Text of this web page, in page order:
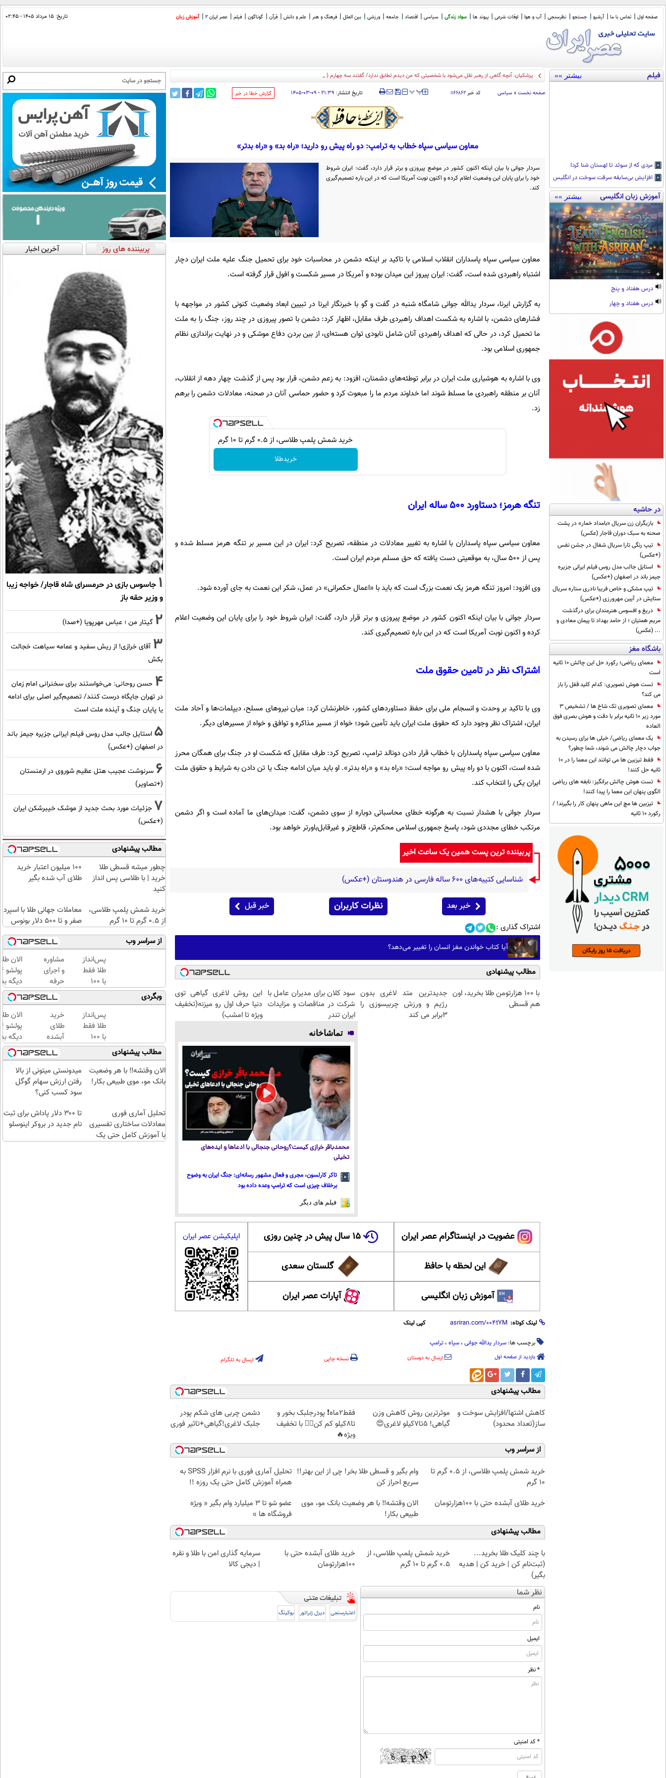
صفحه اول تماس با ما آرشیو جستجو نظرسنجی آب و هوا اوقات شرعی پیوند ها سواد زندگی سیاسی اقتصاد جامعه ورزشی بین الملل فرهنگ و هنر علم و دانش قرآن گوناگون فیلم عصر ایران 2 آموزش زبان تاریخ: ۱۵ مرداد ۱۴۰۵ - ۰۲:۴۵
فیلم بیشتر »»
مردی که از سوئد تا لهستان شنا کرد!
افزایش بی‌سابقه سرقت سوخت در انگلیس
آموزش زبان انگلیسی بیشتر »»
درس هفتاد و پنج
درس هفتاد و چهار
در حاشیه
بازیگران زن سریال «بامداد خمار» در پشت
صحنه به سبک دوران قاجار (عکس)
تیپ رنگی تارا سریال شغال در جشن نفس
(+عکس)
استایل جالب مدل روس فیلم ایرانی جزیره
جیمز باند در اصفهان (+عکس)
تیپ مشکی و خاص فریبا نادری ستاره سریال
ستایش در آیین مهرورزی (+عکس)
دریغ و افسوس هنرمندان برای درگذشت
مریم همتیان ؛ از حامد بهداد تا پیمان معادی و
... (عکس)
باشگاه مغز
معمای ریاضی؛ رکورد حل این چالش 10 ثانیه
است
تست هوش تصویری: کدام کلید قفل را باز
می کند؟
معمای تصویری تک شاخ ها / تشخیص 3
مورد زیر 10 ثانیه برابر با دقت و هوش بصری فوق
العاده
یک معمای ریاضی/ خیلی ها برای رسیدن به
جواب دچار چالش می شوند، شما چطور؟
فقط تیزبین ها می توانند این معما را در 10
ثانیه حل کنند!
تست هوش چالش برانگیز: نابغه های ریاضی
الگوی پنهان این معما را پیدا کنند!
تیزبین ها مچ این ماهی پنهان کار را بگیرند! /
رکورد 10 ثانیه
پزشکیان‌: آنچه گاهی از رهبر نقل می‌شود با شخصیتی که من دیدم تطابق ندارد/ گفتند سه چهارم ( با تفاهم‌نامه) مواف
صفحه نخست » سیاسی کد خبر ۱۱۶۶۸۶۲ ‍‍‍ پ پ تاریخ انتشار: ۲۱:۳۹ - ۰۹-۰۳-۱۴۰۵ ‌گزارش خطا در خبر
معاون سیاسی سپاه خطاب به ترامپ: دو راه پیش رو دارید؛ «راه بد» و «راه بدتر»
سردار جوانی با بیان اینکه اکنون کشور در موضع پیروزی و برتر قرار دارد، گفت: ایران شروط
خود را برای پایان این وضعیت اعلام کرده و اکنون نوبت آمریکا است که در این باره تصمیم‌گیری
کند.
معاون سیاسی سپاه پاسداران انقلاب اسلامی با تاکید بر اینکه دشمن در محاسبات خود برای تحمیل جنگ علیه ملت ایران دچار
اشتباه راهبردی شده است، گفت: ایران پیروز این میدان بوده و آمریکا در مسیر شکست و افول قرار گرفته است.
به گزارش ایرنا، سردار یدالله جوانی شامگاه شنبه در گفت و گو با خبرنگار ایرنا در تبیین ابعاد وضعیت کنونی کشور در مواجهه با
فشارهای دشمن، با اشاره به شکست اهداف راهبردی طرف مقابل، اظهار کرد: دشمن با تصور پیروزی در چند روز، جنگ را به ملت
ما تحمیل کرد، در حالی که اهداف راهبردی آنان شامل نابودی توان هسته‌ای، از بین بردن دفاع موشکی و در نهایت براندازی نظام
جمهوری اسلامی بود.
وی با اشاره به هوشیاری ملت ایران در برابر توطئه‌های دشمنان، افزود: به زعم دشمن، قرار بود پس از گذشت چهار دهه از انقلاب،
آنان بر منطقه راهبردی ما مسلط شوند اما خداوند مردم ما را مبعوث کرد و حضور حماسی آنان در صحنه، معادلات دشمن را برهم
زد.
خرید شمش پلمپ طلاسی، از ۰.۵ گرم تا ۱۰ گرم
خریدطلا
تنگه هرمز؛ دستاورد ۵۰۰ ساله ایران
معاون سیاسی سپاه پاسداران با اشاره به تغییر معادلات در منطقه، تصریح کرد: ایران در این مسیر بر تنگه هرمز مسلط شده و
پس از ۵۰۰ سال، به موقعیتی دست یافته که حق مسلم مردم ایران است.
وی افزود: امروز تنگه هرمز یک نعمت بزرگ است که باید با «اعمال حکمرانی» در عمل، شکر این نعمت به جای آورده شود.
سردار جوانی با بیان اینکه اکنون کشور در موضع پیروزی و برتر قرار دارد، گفت: ایران شروط خود را برای پایان این وضعیت اعلام
کرده و اکنون نوبت آمریکا است که در این باره تصمیم‌گیری کند.
اشتراک نظر در تامین حقوق ملت
وی با تاکید بر وحدت و انسجام ملی برای حفظ دستاوردهای کشور، خاطرنشان کرد: میان نیروهای مسلح، دیپلمات‌ها و آحاد ملت
ایران، اشتراک نظر وجود دارد که حقوق ملت ایران باید تأمین شود؛ خواه از مسیر مذاکره و توافق و خواه از مسیرهای دیگر.
معاون سیاسی سپاه پاسداران با خطاب قرار دادن دونالد ترامپ، تصریح کرد: طرف مقابل که شکست او در جنگ برای همگان محرز
شده است، اکنون با دو راه پیش رو مواجه است؛ «راه بد» و «راه بدتر». او باید میان ادامه جنگ یا تن دادن به شرایط و حقوق ملت
ایران یکی را انتخاب کند.
سردار جوانی با هشدار نسبت به هرگونه خطای محاسباتی دوباره از سوی دشمن، گفت: میدان‌های ما آماده است و اگر دشمن
مرتکب خطای مجددی شود، پاسخ جمهوری اسلامی محکم‌تر، قاطع‌تر و غیرقابل‌باورتر خواهد بود.
پربیننده ترین پست همین یک ساعت اخیر
شناسایی کتیبه‌های ۶۰۰ ساله فارسی در هندوستان (+عکس)
خبر بعد نظرات کاربران خبر قبل
اشتراک گذاری :
آیا کتاب خواندن مغز انسان را تغییر می‌دهد؟
مطالب پیشنهادی
با ۱۰۰ هزارتومن طلا بخرید، اون
هم قسطی
جدیدترین متد لاغری بدون
رژیم و ورزش چربیسوزی را
3برابر می کند
سود کلان برای مدیران عامل با
شرکت در مناقصات و مزایدات
ایران تندر
این روش لاغری گیاهی توی
دنیا حرف اول رو میزنه(تخفیف
ویژه تا امشب)
تماشاخانه
محمدباقر خرازی کیست؟روحانی جنجالی با ادعاها و ایده‌های
تخیلی
تاکر کارلسون، مجری و فعال مشهور رسانه‌ای: جنگ ایران به وضوح
برخلاف چیزی است که ترامپ وعده داده بود
فیلم های دیگر
عضویت در اینستاگرام عصر ایران ۱۵ سال پیش در چنین روزی
این لحظه با حافظ گلستان سعدی
آموزش زبان انگلیسی آپارات عصر ایران
اپلیکیشن عصر ایران
لینک کوتاه: کپی لینک
برچسب ها: سردار یدالله جوانی ، سپاه ، ترامپ
بازدید از صفحه اول ارسال به دوستان نسخه چاپی ارسال به تلگرام
مطالب پیشنهادی
کاهش اشتها/افزایش سوخت و
ساز(تعداد محدود)
موثرترین روش کاهش وزن
گیاهی! 5تا۷کیلو لاغری😍
فقط2ماه❗ پودرجلبک بخور و
تا8کیلو کم کن👌🏻 با تخفیف
ویژه🔥
دشمن چربی های شکم پودر
جلبک لاغری!گیاهی+تاثیر فوری
از سراسر وب
خرید شمش پلمپ طلاسی، از ۰.۵ گرم تا
۱۰ گرم
وام بگیر و قسطی طلا بخر! چی از این بهتر!!
سریع احراز کن
تحلیل آماری فوری با نرم افزار SPSS به
همراه آموزش کامل حتی یک روزه !!
خرید طلای آبشده حتی با ۱۰۰هزارتومان
الان وقتشه‼️ با هر وضعیت بانک مو، موی
طبیعی بکار!
عضو شو تا 3 میلیارد وام بگیر « ویژه
فروشگاه ها »
مطالب پیشنهادی
با چند کلیک طلا بخرید...
(ثبت‌نام کن | خرید کن | هدیه
بگیر)
خرید شمش پلمپ طلاسی، از
۰.۵ گرم تا ۱۰ گرم
خرید طلای آبشده حتی با
۱۰۰هزارتومان
سرمایه گذاری امن با طلا و نقره
| دیجی کالا
نظر شما
نام
ایمیل
* نظر
* کد امنیتی
اعتبارسنجی دیزل ژنراتور بوکینگ
پربیننده های روز آخرین اخبار
1 جاسوس بازی در حرمسرای شاه قاجار/ خواجه زیبا
و وزیر حقه باز
2 گیتار من ؛ عباس مهرپویا (+صدا)
3 آقای خرازی! از ریش سفید و عمامه سیاهت خجالت
بکش
4 حسن روحانی: می‌خواستند برای سخنرانی امام زمان
در تهران جایگاه درست کنند/ تصمیم‌گیر اصلی برای ادامه
یا پایان جنگ و آینده ملت است
5 استایل جالب مدل روس فیلم ایرانی جزیره جیمز باند
در اصفهان (+عکس)
6 سرنوشت عجیب هتل عظیم شوروی در ارمنستان
(+تصاویر)
7 جزئیات مورد بحث جدید از موشک خیبرشکن ایران
(+عکس)
مطالب پیشنهادی
چطور میشه قسطی طلا
خرید | با طلاسی پس انداز
کنید
100 میلیون اعتبار خرید
طلای آب شده بگیر
خرید شمش پلمپ طلاسی،
از ۰.۵ گرم تا ۱۰ گرم
معاملات جهانی طلا با اسپرد
صفر و تا ۵۰۰ دلار بونوس
از سراسر وب
پس‌انداز
طلا فقط
با ۱۰۰
هزارتومان
(امن و
راحت)
مشاوره
و اجرای
حرفه
ای
تحلیل
آماری
پایان
نامه
ارشد و
رساله
دکتری
الان
دیگه
طلا با
بی‌بهره
وبگردی
پس‌انداز
طلا فقط
با ۱۰۰
هزارتومان
(امن و
راحت)
خرید
طلای
آبشده
حتی با
۱۰۰هزارتومان
الان
دیگه
طلا با
بی‌بهره
مطالب پیشنهادی
الان وقتشه‼️ با هر وضعیت
بانک مو، موی طبیعی بکار!
میدونستی میتونی از بالا
رفتن ارزش سهام گوگل
سود کسب کنی؟
تحلیل آماری فوری
معادلات ساختاری تفسیری
با آموزش کامل حتی یک
تا ۳۰۰ دلار پاداش برای ثبت
نام جدید در بروکر اینوسلو